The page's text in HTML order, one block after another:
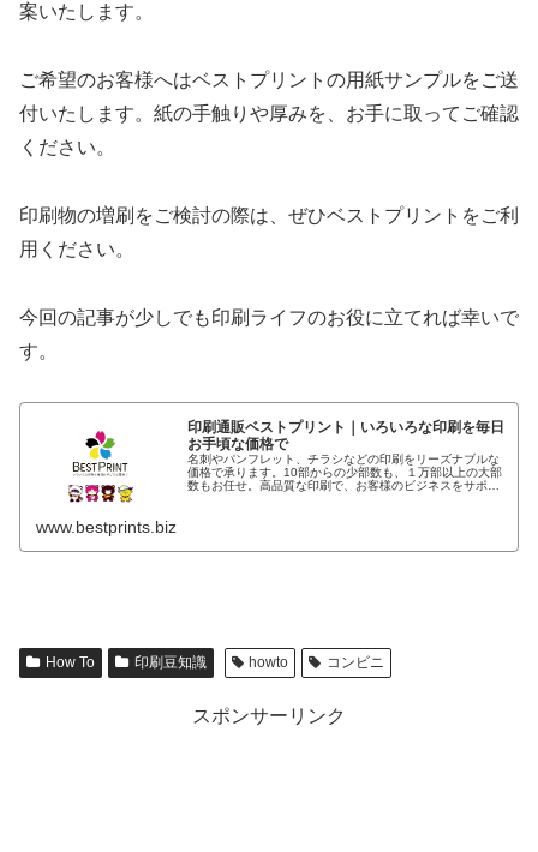
案いたします。
ご希望のお客様へはベストプリントの用紙サンプルをご送
付いたします。紙の手触りや厚みを、お手に取ってご確認
ください。
印刷物の増刷をご検討の際は、ぜひベストプリントをご利
用ください。
今回の記事が少しでも印刷ライフのお役に立てれば幸いで
す。
印刷通販ベストプリント｜いろいろな印刷を毎日
お手頃な価格で
名刺やパンフレット、チラシなどの印刷をリーズナブルな
価格で承ります。10部からの少部数も、１万部以上の大部
数もお任せ。高品質な印刷で、お客様のビジネスをサポー
www.bestprints.biz
How To 印刷豆知識 howto コンビニ
スポンサーリンク